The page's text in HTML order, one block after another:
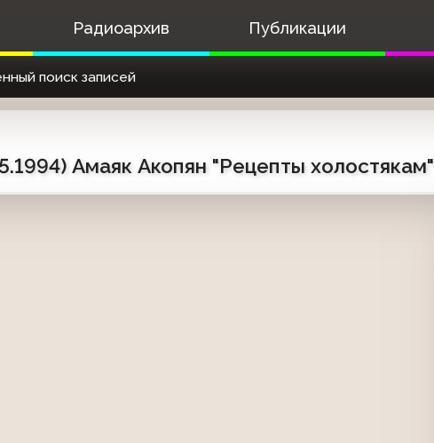
Радиоархив Публикации
поиск записей
Амаяк Акопян "Рецепты холостякам"